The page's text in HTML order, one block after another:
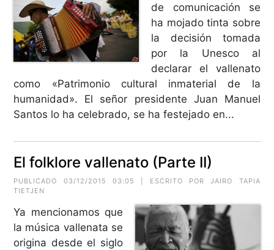
de comunicación se
ha mojado tinta sobre
la decisión tomada
por la Unesco al
declarar el vallenato
como «Patrimonio cultural inmaterial de la
humanidad». El señor presidente Juan Manuel
Santos lo ha celebrado, se ha festejado en...
El folklore vallenato (Parte II)
PUBLICADO 03/12/2015 03:05 | ESCRITO PORJAIRO TAPIA
TIETJEN
Ya mencionamos que
la música vallenata se
origina desde el siglo